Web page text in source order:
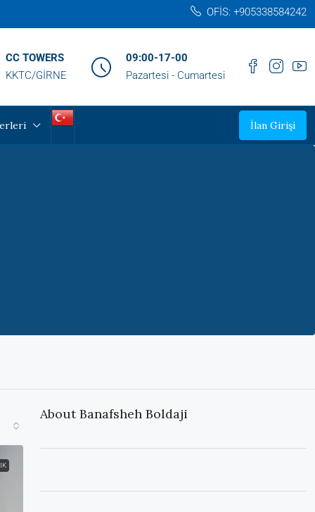
OFİS: +905338584242‬
CC TOWERS
KKTC/GİRNE
09:00-17-00
Pazartesi - Cumartesi
İlan Girişi
About Banafsheh Boldaji